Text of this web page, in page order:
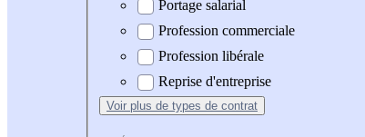
Portage salarial
Profession commerciale
Profession libérale
Reprise d'entreprise
Voir plus de types de contrat